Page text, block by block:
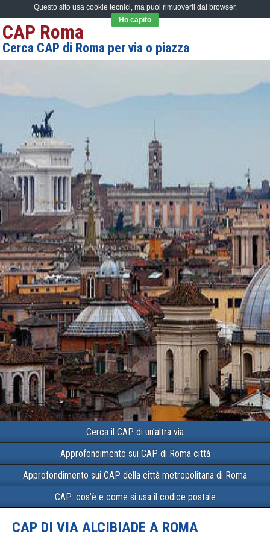
CAP Roma
Cerca CAP di Roma per via o piazza
Cerca il CAP di un’altra via
Approfondimento sui CAP di Roma città
Approfondimento sui CAP della città metropolitana di Roma
CAP: cos’è e come si usa il codice postale
CAP DI VIA ALCIBIADE A ROMA
Questo sito usa cookie tecnici, ma puoi rimuoverli dal browser.
Ho capito